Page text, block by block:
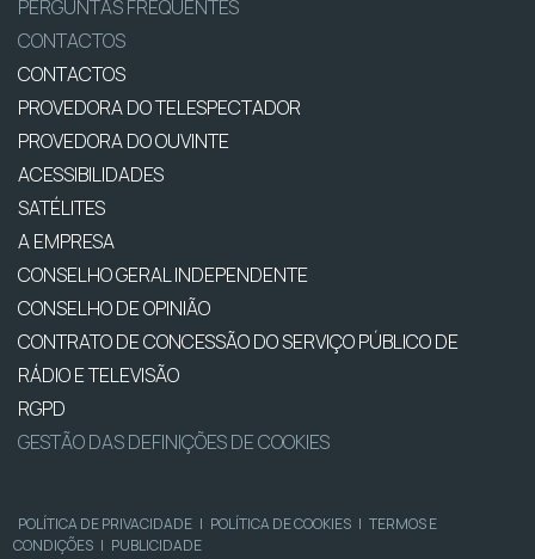
PERGUNTAS FREQUENTES
CONTACTOS
CONTACTOS
PROVEDORA DO TELESPECTADOR
PROVEDORA DO OUVINTE
ACESSIBILIDADES
SATÉLITES
A EMPRESA
CONSELHO GERAL INDEPENDENTE
CONSELHO DE OPINIÃO
CONTRATO DE CONCESSÃO DO SERVIÇO PÚBLICO DE
RÁDIO E TELEVISÃO
RGPD
GESTÃO DAS DEFINIÇÕES DE COOKIES
POLÍTICA DE PRIVACIDADE | POLÍTICA DE COOKIES | TERMOS E
CONDIÇÕES | PUBLICIDADE